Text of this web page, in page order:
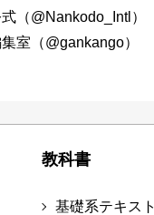
（@Nankodo_Intl）
室（@gankango）
教科書
基礎系テキスト